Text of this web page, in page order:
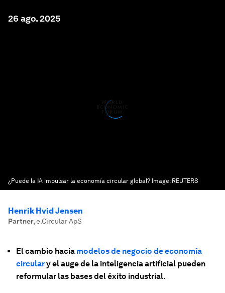
26 ago. 2025
¿Puede la IA impulsar la economía circular global? Image: REUTERS
Henrik Hvid Jensen
Partner,e.Circular ApS
El cambio hacia modelos de negocio de economía
circulary el auge de la inteligencia artificial pueden
reformular las bases del éxito industrial.